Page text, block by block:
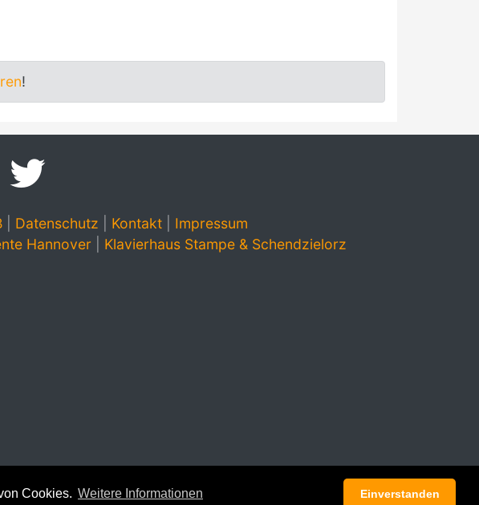
Cookies. Weitere Informationen Einverstanden
!
| Datenschutz Kontakt| Impressum
Hannover Klavierhaus Stampe & Schendzielorz